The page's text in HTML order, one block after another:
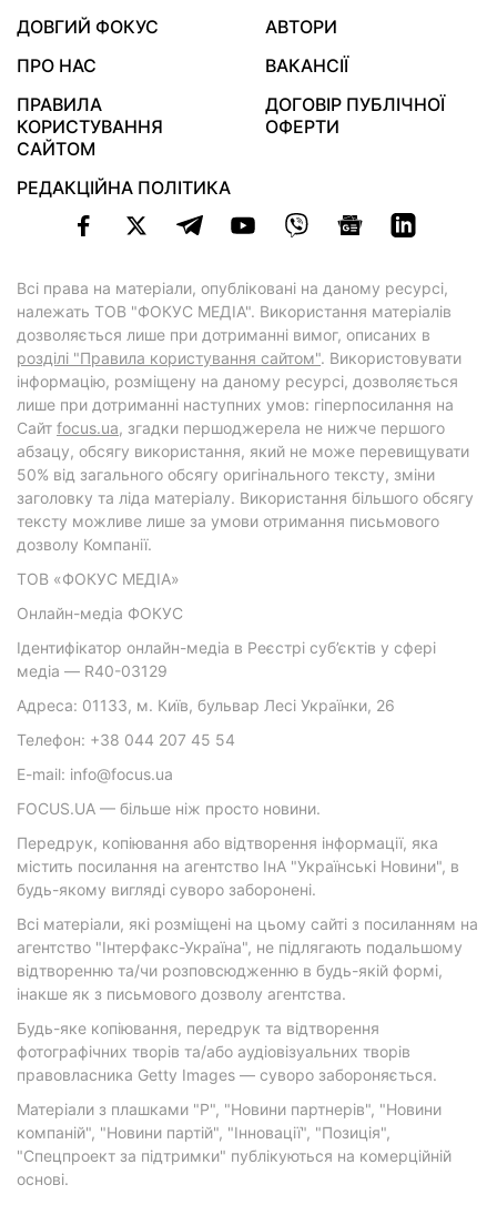
ДОВГИЙ ФОКУС
АВТОРИ
ПРО НАС
ВАКАНСІЇ
ПРАВИЛА
КОРИСТУВАННЯ
САЙТОМ
ДОГОВІР ПУБЛІЧНОЇ
ОФЕРТИ
РЕДАКЦІЙНА ПОЛІТИКА
Всі права на матеріали, опубліковані на даному ресурсі,
належать ТОВ "ФОКУС МЕДІА". Використання матеріалів
дозволяється лише при дотриманні вимог, описаних в
розділі "Правила користування сайтом". Використовувати
інформацію, розміщену на даному ресурсі, дозволяється
лише при дотриманні наступних умов: гіперпосилання на
Cайт focus.ua, згадки першоджерела не нижче першого
абзацу, обсягу використання, який не може перевищувати
50% від загального обсягу оригінального тексту, зміни
заголовку та ліда матеріалу. Використання більшого обсягу
тексту можливе лише за умови отримання письмового
дозволу Компанії.
ТОВ «ФОКУС МЕДІА»
Онлайн-медіа ФОКУС
Ідентифікатор онлайн-медіа в Реєстрі суб’єктів у сфері
медіа — R40-03129
Адреса: 01133, м. Київ, бульвар Лесі Українки, 26
Телефон: +38 044 207 45 54
E-mail: info@focus.ua
FOCUS.UA — більше ніж просто новини.
Передрук, копіювання або відтворення інформації, яка
містить посилання на агентство ІнА "Українські Новини", в
будь-якому вигляді суворо заборонені.
Всі матеріали, які розміщені на цьому сайті з посиланням на
агентство "Інтерфакс-Україна", не підлягають подальшому
відтворенню та/чи розповсюдженню в будь-якій формі,
інакше як з письмового дозволу агентства.
Будь-яке копіювання, передрук та відтворення
фотографічних творів та/або аудіовізуальних творів
правовласника Getty Images — суворо забороняється.
Матеріали з плашками "Р", "Новини партнерів", "Новини
компаній", "Новини партій", "Інновації", "Позиція",
"Спецпроект за підтримки" публікуються на комерційній
основі.